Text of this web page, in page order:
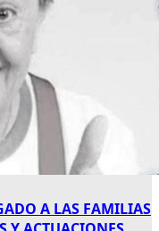
A LAS FAMILIAS